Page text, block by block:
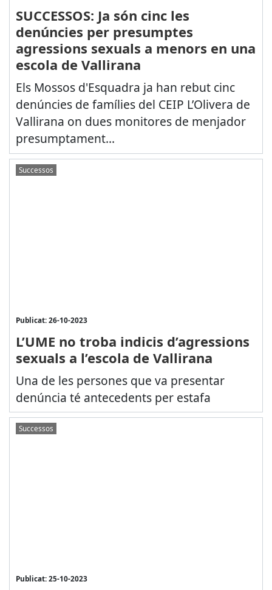
SUCCESSOS: Ja són cinc les
denúncies per presumptes
agressions sexuals a menors en una
escola de Vallirana
Els Mossos d'Esquadra ja han rebut cinc
denúncies de famílies del CEIP L’Olivera de
Vallirana on dues monitores de menjador
presumptament...
Successos
Publicat: 26-10-2023
L’UME no troba indicis d’agressions
sexuals a l’escola de Vallirana
Una de les persones que va presentar
denúncia té antecedents per estafa
Successos
Publicat: 25-10-2023